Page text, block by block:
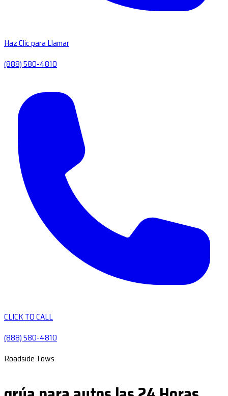
Haz Clic para Llamar
(888) 580-4810
CLICK TO CALL
(888) 580-4810
Roadside Tows